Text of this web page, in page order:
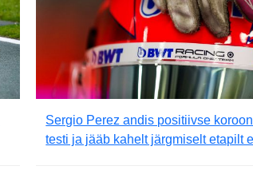
Sergio Perez andis positiivse
testi ja jääb kahelt järgmiselt etapilt